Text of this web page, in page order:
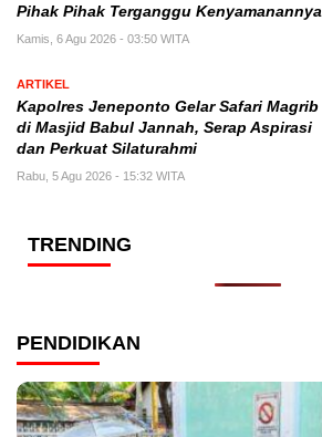
Pihak Pihak Terganggu Kenyamanannya
Kamis, 6 Agu 2026 - 03:50 WITA
ARTIKEL
Kapolres Jeneponto Gelar Safari Magrib
di Masjid Babul Jannah, Serap Aspirasi
dan Perkuat Silaturahmi
Rabu, 5 Agu 2026 - 15:32 WITA
TRENDING
PENDIDIKAN